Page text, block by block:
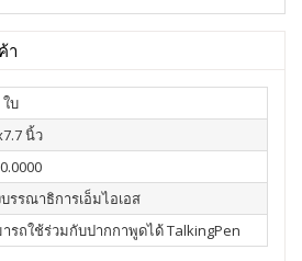
า
ใบ
นิ้ว
รรณาธิการเอ็มไอเอส
รถใช้ร่วมกับปากกาพูดได้ TalkingPen